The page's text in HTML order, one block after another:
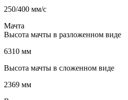
250/400 мм/с
Мачта
Высота мачты в разложенном виде
6310 мм
Высота мачты в сложенном виде
2369 мм